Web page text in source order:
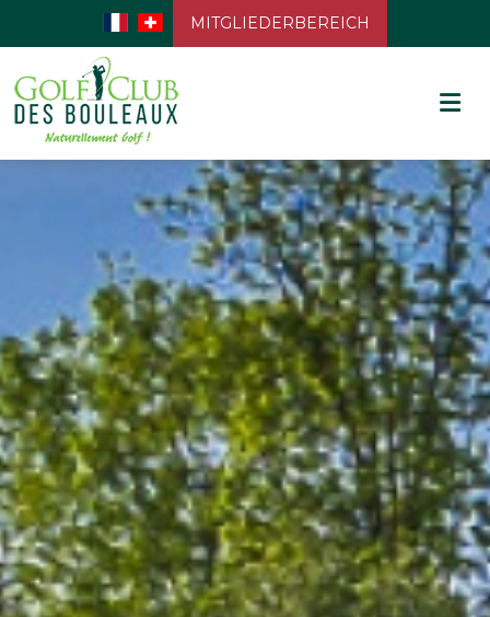
MITGLIEDERBEREICH